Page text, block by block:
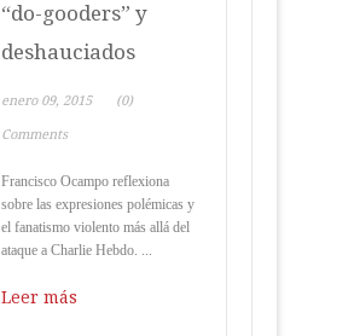
“do-gooders” y
deshauciados
enero 09, 2015 (0)
Comments
Francisco Ocampo reflexiona
sobre las expresiones polémicas y
el fanatismo violento más allá del
ataque a Charlie Hebdo. ...
Leer más